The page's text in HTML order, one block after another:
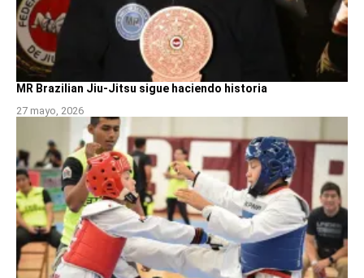
MR Brazilian Jiu-Jitsu sigue haciendo historia
27 mayo, 2026